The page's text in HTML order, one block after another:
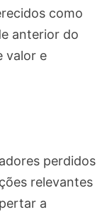
como
anterior do
valor e
perdidos
relevantes
a